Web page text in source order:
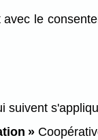
le
suivent
»